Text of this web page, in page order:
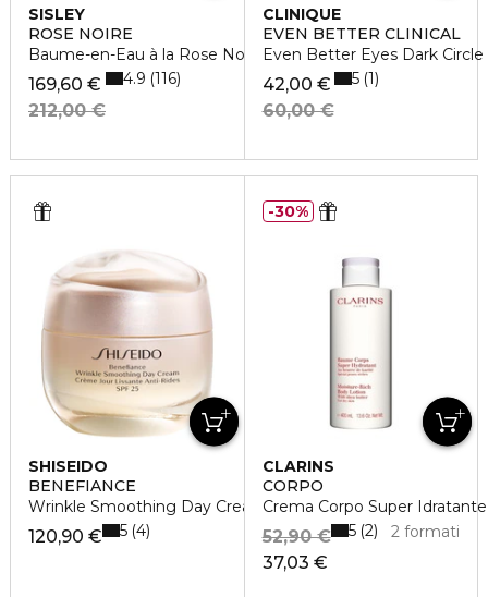
SISLEY
ROSE NOIRE
Baume-en-Eau à la Rose Noire
169,60 €
212,00 €
4.9 116
CLINIQUE
EVEN BETTER CLINICAL
Even Better Eyes Dark Circle
42,00 €
60,00 €
5 1
SHISEIDO
BENEFIANCE
Wrinkle Smoothing Day Cream SPF 25
120,90 € 5 4
CLARINS
CORPO
Crema Corpo Super Idratante
37,03 €
52,90 € 2 formati
5 2
30%